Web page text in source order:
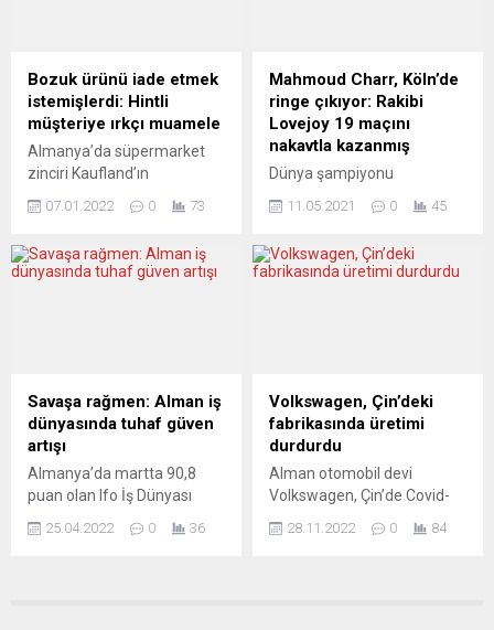
(BKA) Başkanı Holger
Münch, Tagesspiegel
gazetesine verdiği
röportajda, Rusya-Ukrayna
Savaşı ile bağlantılı haftada
yaklaşık 200 suç...
sorunların” gelecek yıl
şubatta yapılması planlanan
fuarın iptal edilmesini
zorunlu hale getirdiği
belirtildi. Organizatörler,
salgınla bağlantılı doğrudan
ve...
Bozuk ürünü iade etmek
istemişlerdi: Hintli
müşteriye ırkçı muamele
Almanya’da süpermarket
zinciri Kaufland’ın
aldıkları bozuk sütü iade
kökenlinin ırkçı sözlere
maruz kalarak mağazadan
iade edip şikayette
bulunmak amacıyla
geldikleri şubede teklif
edilen 30 avro tazminatı
kabul etmeyince...
07.01.2022 0 73
Mahmoud Charr, Köln’de
ringe çıkıyor: Rakibi
Lovejoy 19 maçını
nakavtla kazanmış
Dünya şampiyonu
rakibi karşısında ringe
kazanırsa süper şampiyon
Almanya’nın Köln kentinde
ringe çıkıyor. Türk boks
kulübü “EC BOXING”
olan Suriye asıllı boksör,...
11.05.2021 0 45
Savaşa rağmen: Alman iş
dünyasında tuhaf güven
artışı
Almanya’da martta 90,8
puan olan Ifo İş Dünyası
savaşının etkisiyle düşüş
25.04.2022 0 36
Volkswagen, Çin’deki
fabrikasında üretimi
durdurdu
Alman otomobil devi
Volkswagen, Çin’de Covid-
kısıtlamalar nedeniyle
28.11.2022 0 84